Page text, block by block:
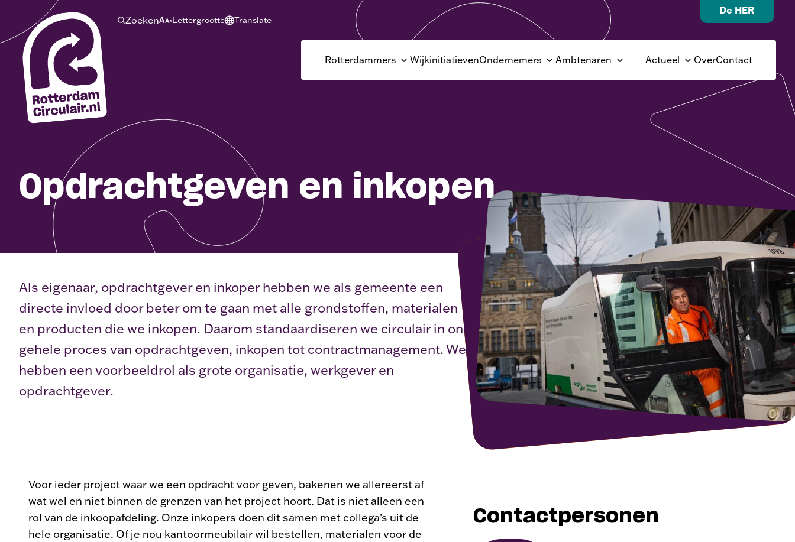
hoofdinhoud
Zoeken Lettergrootte Translate
Rotterdammers WijkinitiatievenOndernemers Ambtenaren Actueel OverContact
De HER
Opdrachtgeven en inkopen
Als eigenaar, opdrachtgever en inkoper hebben we als gemeente een
directe invloed door beter om te gaan met alle grondstoffen, materialen
en producten die we inkopen. Daarom standaardiseren we circulair in ons
gehele proces van opdrachtgeven, inkopen tot contractmanagement. We
hebben een voorbeeldrol als grote organisatie, werkgever en
opdrachtgever.
Contactpersonen
Voor ieder project waar we een opdracht voor geven, bakenen we allereerst af
wat wel en niet binnen de grenzen van het project hoort. Dat is niet alleen een
rol van de inkoopafdeling. Onze inkopers doen dit samen met collega’s uit de
hele organisatie. Of je nou kantoormeubilair wil bestellen, materialen voor de